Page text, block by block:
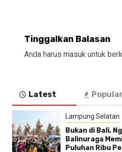
Tinggalkan Balasan
Anda harus masuk untuk
Latest Popular
Lampung Selatan
Bukan di Bali,
Balinuraga
Puluhan Ribu